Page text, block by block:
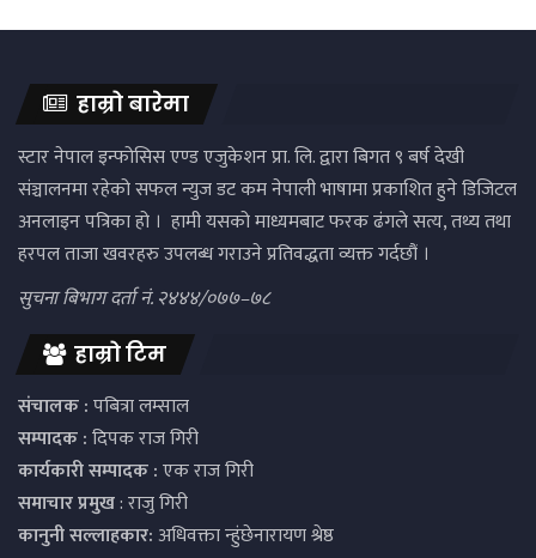
हाम्रो बारेमा
स्टार नेपाल इन्फोसिस एण्ड एजुकेशन प्रा. लि. द्वारा बिगत ९ बर्ष देखी
संञ्चालनमा रहेको सफल न्युज डट कम नेपाली भाषामा प्रकाशित हुने डिजिटल
अनलाइन पत्रिका हो । हामी यसको माध्यमबाट फरक ढंगले सत्य, तथ्य तथा
हरपल ताजा खवरहरु उपलब्ध गराउने प्रतिवद्धता व्यक्त गर्दछौं ।
सुचना बिभाग दर्ता नं. २४४४/०७७–७८
हाम्रो टिम
संचालक :पबित्रा लम्साल
सम्पादक :दिपक राज गिरी
कार्यकारी सम्पादक :एक राज गिरी
समाचार प्रमुख: राजु गिरी
कानुनी सल्लाहकार:अधिवक्ता न्हुंछेनारायण श्रेष्ठ